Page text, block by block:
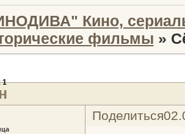
Кино,
фильмы »
1
Поделиться